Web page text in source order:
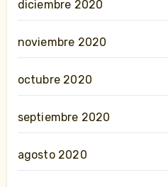
diciembre 2020
noviembre 2020
octubre 2020
septiembre 2020
agosto 2020